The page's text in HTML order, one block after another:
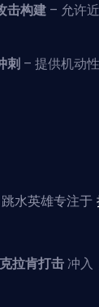
击构建 – 允许
刺 – 提供机动
水英雄专注于
克拉肯打击 冲入